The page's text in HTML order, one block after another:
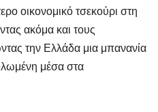
οικονομικό τσεκούρι στη
ακόμα και τους
την Ελλάδα μια μπανανία
μέσα στα